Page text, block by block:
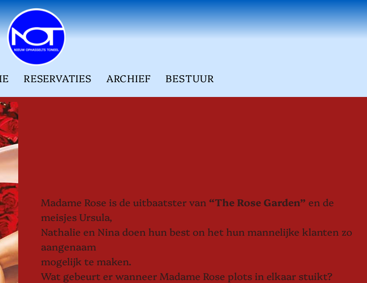
RESERVATIES ARCHIEF BESTUUR
Madame Rose is de uitbaatster van “The Rose Garden” en de
meisjes Ursula,
Nathalie en Nina doen hun best on het hun mannelijke klanten zo
aangenaam
mogelijk te maken.
Wat gebeurt er wanneer Madame Rose plots in elkaar stuikt?